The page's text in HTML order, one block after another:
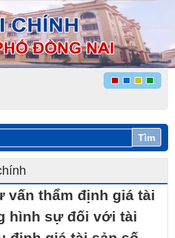
Tìm
vấn thẩm định giá tài
hình sự đối với tài